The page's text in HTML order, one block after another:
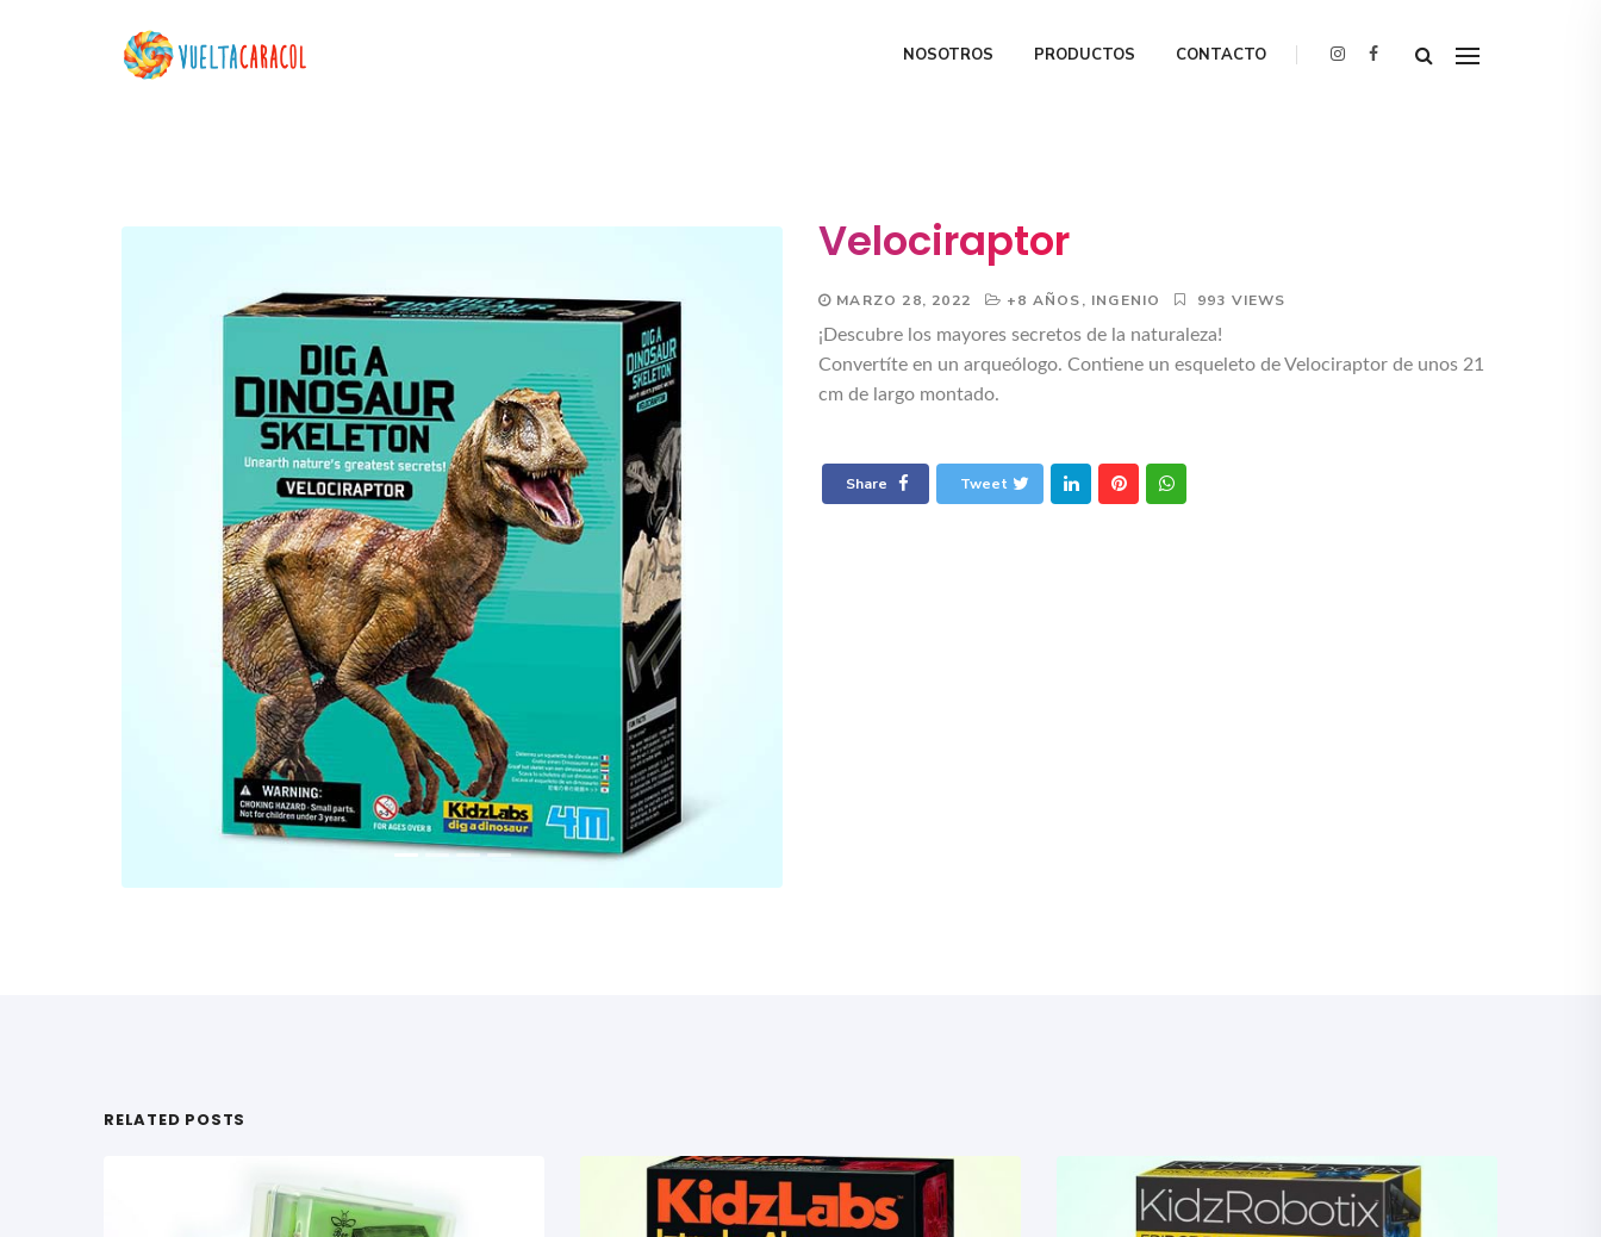
NOSOTROS PRODUCTOS CONTACTO
Velociraptor
MARZO 28, 2022 +8 AÑOS, INGENIO
993 VIEWS
¡Descubre los mayores secretos de la naturaleza!
Convertíte en un arqueólogo. Contiene un esqueleto de Velociraptor de unos 21
cm de largo montado.
Share Tweet
RELATED POSTS